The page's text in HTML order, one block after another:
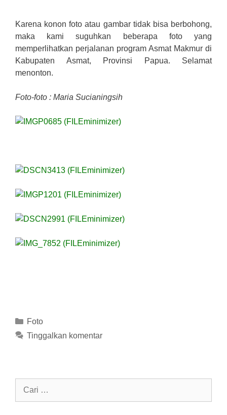
Karena konon foto atau gambar tidak bisa berbohong,
maka kami suguhkan beberapa foto yang
memperlihatkan perjalanan program Asmat Makmur di
Kabupaten Asmat, Provinsi Papua. Selamat
menonton.
Foto-foto : Maria Sucianingsih
Kategori
Foto
Tinggalkan komentar
Cari